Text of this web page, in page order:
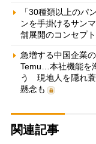
「30種類以上のパ
ンを手掛けるサン
舗展開のコンセプ
急増する中国企業
Temu…本社機能を
う 現地人を隠れ蓑
懸念も
関連記事